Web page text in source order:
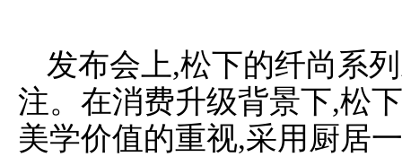
发布会上,松下的纤尚系
注。在消费升级背景下,松
美学价值的重视,采用厨居